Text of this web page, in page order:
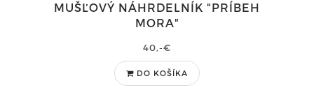
MUŠĽOVÝ NÁHRDELNÍK "PRÍBEH
MORA"
40,-€
DO KOŠÍKA